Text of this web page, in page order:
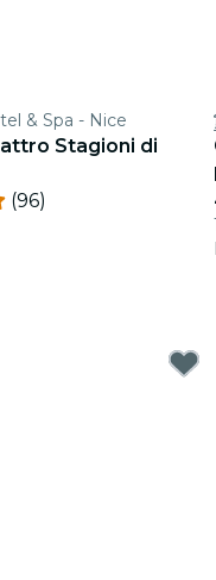
& Spa - Nice
Stagioni di
(96)